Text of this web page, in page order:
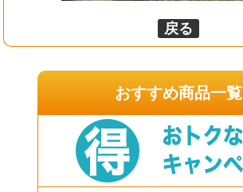
戻る
おすすめ商品一覧